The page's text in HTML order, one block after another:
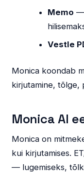
Memo —
Vestle
Monica koondab
kirjutamine, tõlge,
Monica AI
Monica on
kui kirjutamises.
— lugemiseks,